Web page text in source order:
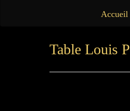
Accueil
Table Louis